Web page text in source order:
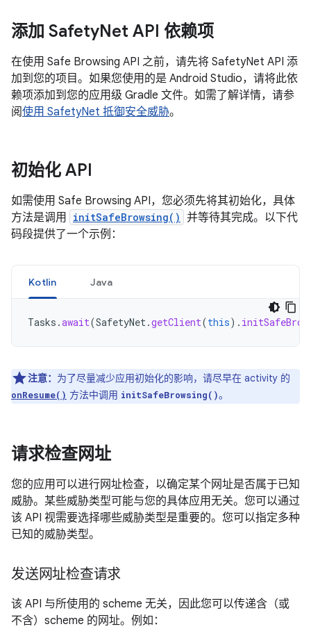
添加 SafetyNet API 依赖项
在使用 Safe Browsing API 之前，请先将 SafetyNet API 添
加到您的项目。如果您使用的是 Android Studio，请将此依
赖项添加到您的应用级 Gradle 文件。如需了解详情，请参
阅使用 SafetyNet 抵御安全威胁。
初始化 API
如需使用 Safe Browsing API，您必须先将其初始化，具体
方法是调用
initSafeBrowsing() 并等待其完成。以下代
码段提供了一个示例：
Kotlin Java
Tasks .await(SafetyNet.getClient(this).
注意： 为了尽量减少应用初始化的影响，请尽早在 activity 的
onResume() 方法中调用 initSafeBrowsing()。
请求检查网址
您的应用可以进行网址检查，以确定某个网址是否属于已知
威胁。某些威胁类型可能与您的具体应用无关。您可以通过
该 API 视需要选择哪些威胁类型是重要的。您可以指定多种
已知的威胁类型。
发送网址检查请求
该 API 与所使用的 scheme 无关，因此您可以传递含（或
不含）scheme 的网址。例如：